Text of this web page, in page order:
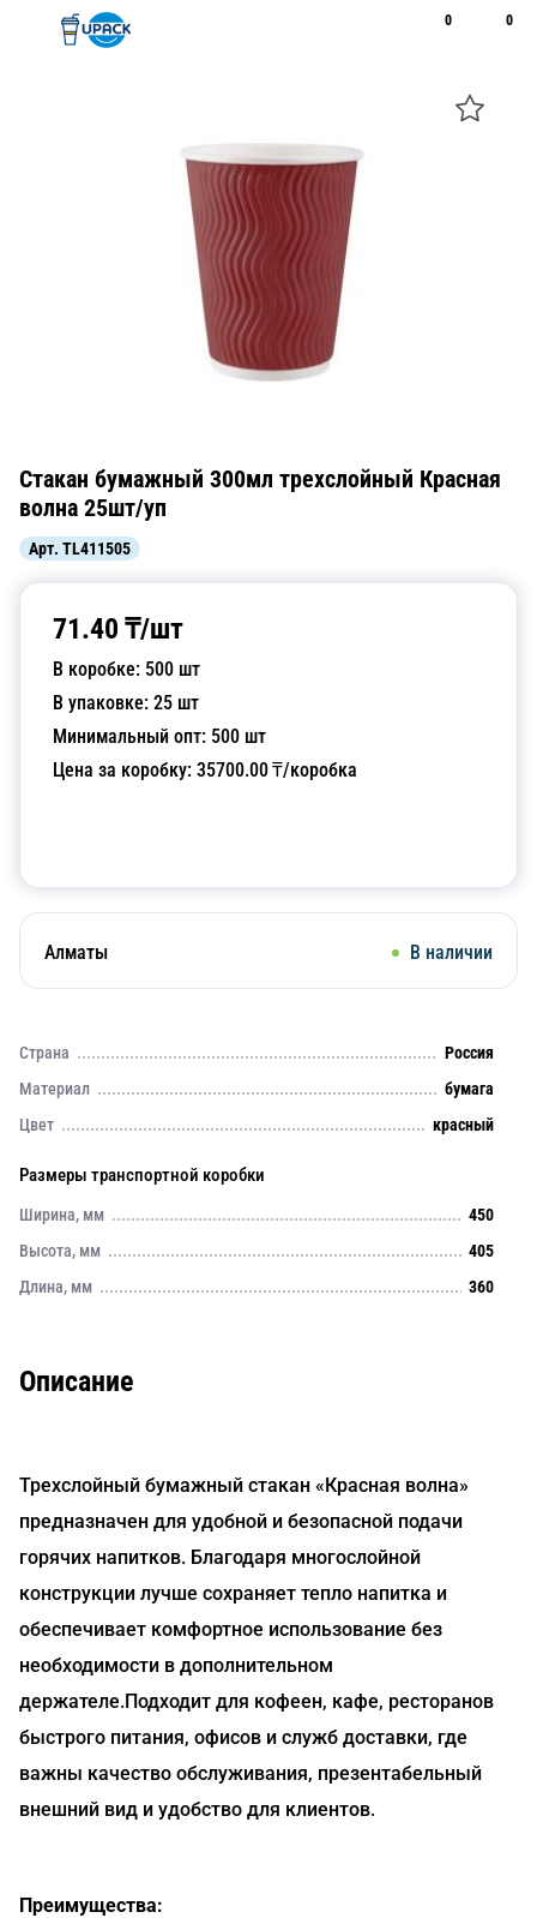
0 0
Стакан бумажный 300мл трехслойный Красная
волна 25шт/уп
Арт. TL411505
71.40 ₸/шт
В коробке: 500 шт
В упаковке: 25 шт
Минимальный опт: 500 шт
Цена за коробку: 35700.00₸/коробка
Алматы В наличии
Страна
Россия
Материал
бумага
Цвет
красный
Размеры транспортной коробки
Ширина, мм
450
Высота, мм
405
Длина, мм
360
Описание
Трехслойный бумажный стакан «Красная волна»
предназначен для удобной и безопасной подачи
горячих напитков. Благодаря многослойной
конструкции лучше сохраняет тепло напитка и
обеспечивает комфортное использование без
необходимости в дополнительном
держателе.Подходит для кофеен, кафе, ресторанов
быстрого питания, офисов и служб доставки, где
важны качество обслуживания, презентабельный
внешний вид и удобство для клиентов.
Преимущества: